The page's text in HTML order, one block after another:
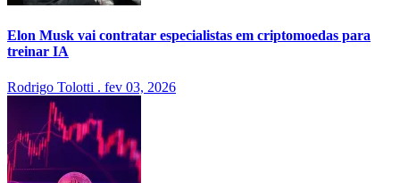
Elon Musk vai contratar especialistas em criptomoedas para
treinar IA
Rodrigo Tolotti . fev 03, 2026